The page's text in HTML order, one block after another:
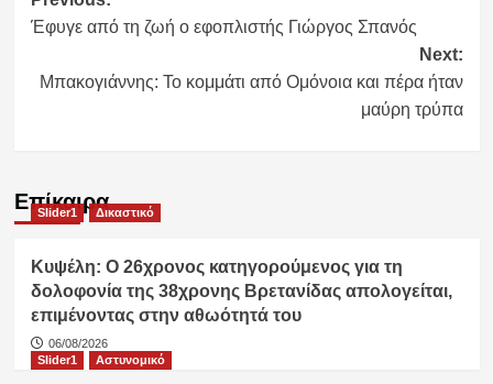
navigation
Έφυγε από τη ζωή ο εφοπλιστής Γιώργος Σπανός
Next:
Μπακογιάννης: Το κομμάτι από Ομόνοια και πέρα ήταν
μαύρη τρύπα
Επίκαιρα
Slider1 Δικαστικό
Κυψέλη: Ο 26χρονος κατηγορούμενος για τη
δολοφονία της 38χρονης Βρετανίδας απολογείται,
επιμένοντας στην αθωότητά του
06/08/2026
Slider1
Αστυνομικό